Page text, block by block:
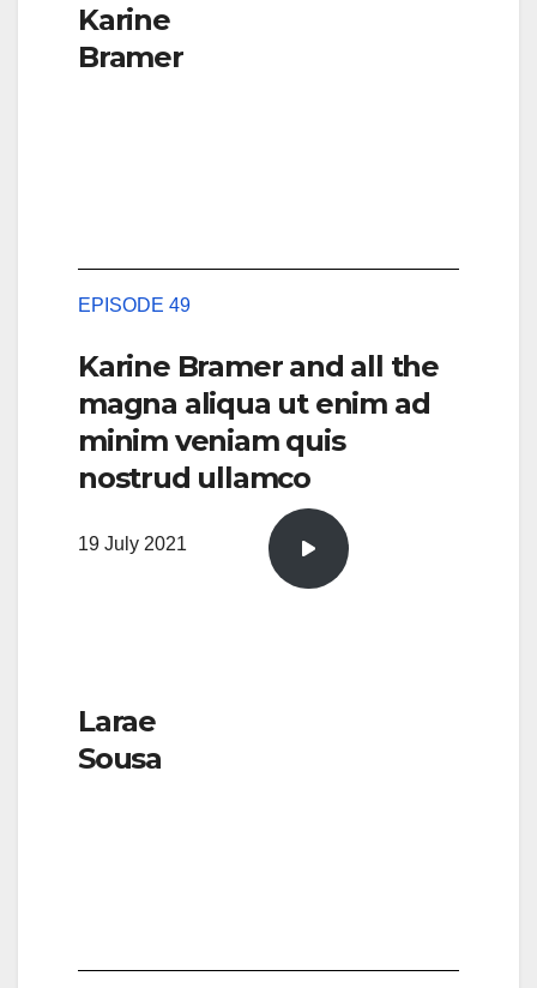
Karine
Bramer
EPISODE 49
Karine Bramer and all the
magna aliqua ut enim ad
minim veniam quis
nostrud ullamco
19 July 2021
Larae
Sousa